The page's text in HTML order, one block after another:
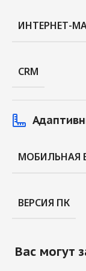
ИНТЕРНЕТ-
CRM
МОБИЛЬНАЯ
ВЕРСИЯ ПК
Вас могут